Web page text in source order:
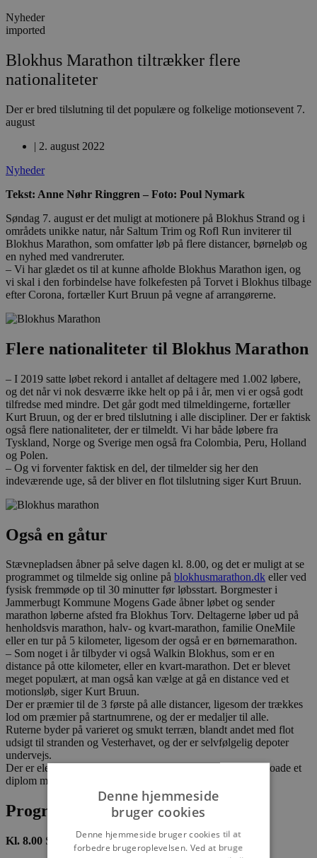
Nyheder
imported
Blokhus Marathon tiltrækker flere
nationaliteter
Der er bred tilslutning til det populære og folkelige motionsevent 7.
august
| 2. august 2022
Nyheder
Tekst: Anne Nøhr Ringgren – Foto: Poul Nymark
Søndag 7. august er det muligt at motionere på Blokhus Strand og i
områdets unikke natur, når Saltum Trim og Rofl Run inviterer til
Blokhus Marathon, som omfatter løb på flere distancer, børneløb og
en nyhed med vandreruter.
– Vi har glædet os til at kunne afholde Blokhus Marathon igen, og
vi skal i den forbindelse have folkefesten på Torvet i Blokhus tilbage
efter Corona, fortæller Kurt Bruun på vegne af arrangørerne.
Flere nationaliteter til Blokhus Marathon
– I 2019 satte løbet rekord i antallet af deltagere med 1.002 løbere,
og det når vi nok desværre ikke helt op på i år, men vi er også godt
tilfredse med mindre. Det går godt med tilmeldingerne, fortæller
Kurt Bruun, og der er bred tilslutning i alle discipliner. Der er faktisk
også flere nationaliteter, der er tilmeldt. Vi har både løbere fra
Tyskland, Norge og Sverige men også fra Colombia, Peru, Holland
og Polen.
– Og vi forventer faktisk en del, der tilmelder sig her den
indeværende uge, så der bliver en flot tilslutning siger Kurt Bruun.
Også en gåtur
Stævnepladsen åbner på selve dagen kl. 8.00, og det er muligt at se
programmet og tilmelde sig online på blokhusmarathon.dk eller ved
fysisk fremmøde op til 30 minutter før løbsstart. Borgmester i
Jammerbugt Kommune Mogens Gade åbner løbet og sender
marathon løberne afsted fra Blokhus Torv. Deltagerne løber ud på
henholdsvis marathon, halv- og kvart-marathon, familie OneMile
eller en tur på 5 kilometer, ligesom der også er en børnemarathon.
– Som noget i år tilbyder vi også Walkin Blokhus, som er en
distance på otte kilometer, eller en kvart-marathon. Det er blevet
meget populært, at man også kan vælge at gå en distance ved et
motionsløb, siger Kurt Bruun.
Der er præmier til de 3 første på alle distancer, ligesom der trækkes
lod om præmier på startnumrene, og der er medaljer til alle.
Ruterne byder på varieret og smukt terræn, blandt andet med flot
udsigt til stranden og Vesterhavet, og der er selvfølgelig depoter
undervejs.
Der er elektronisk tidtagning, og efter løbet kan man downloade et
diplom med sin egen tid og placering.
Program Blokhus Marathon 2022
Kl. 8.00 Stævnepladsen åbner
Denne hjemmeside
bruger cookies
Denne hjemmeside bruger cookies til at
forbedre brugeroplevelsen. Ved at bruge